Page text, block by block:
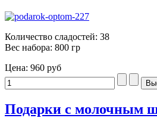
Количество сладостей: 38
Вес набора: 800 гр
Цена: 960 руб
Подарки с молочным